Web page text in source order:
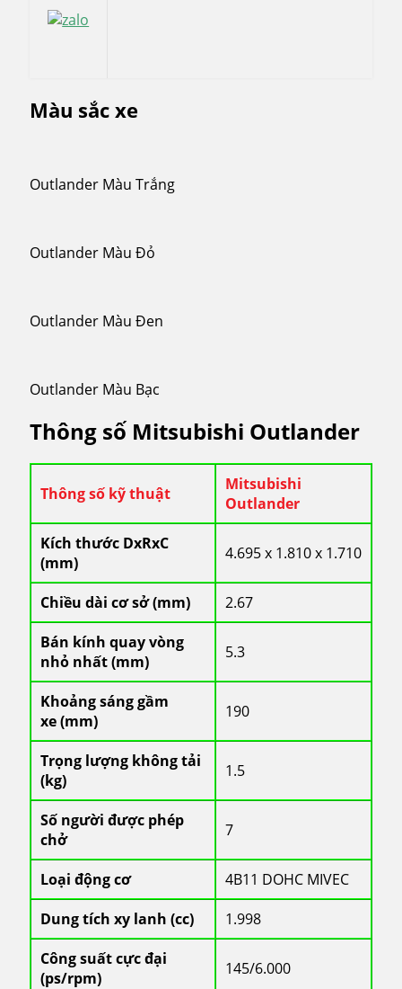
Màu sắc xe
Outlander Màu Trắng
Outlander Màu Đỏ
Outlander Màu Đen
Outlander Màu Bạc
Thông số Mitsubishi Outlander
Thông số kỹ thuật
Mitsubishi
Outlander
Kích thước DxRxC
(mm)
4.695 x 1.810 x 1.710
Chiều dài cơ sở (mm)
2.67
Bán kính quay vòng
nhỏ nhất (mm)
5.3
Khoảng sáng gầm
xe (mm)
190
Trọng lượng không tải
(kg)
1.5
Số người được phép
chở
7
Loại động cơ
4B11 DOHC MIVEC
Dung tích xy lanh (cc)
1.998
Công suất cực đại
(ps/rpm)
145/6.000